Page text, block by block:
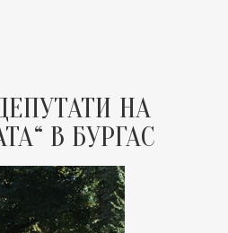
НА
В БУРГАС